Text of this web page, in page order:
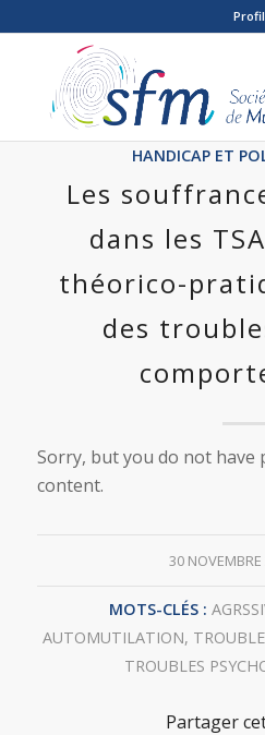
Profil
HANDICAP ET
Les
dans les
théorico-
des
Sorry, but you do not have
content.
30 /
MOTS-CLÉS :
AUTOMUTILATION,
TROUBLES
Partager